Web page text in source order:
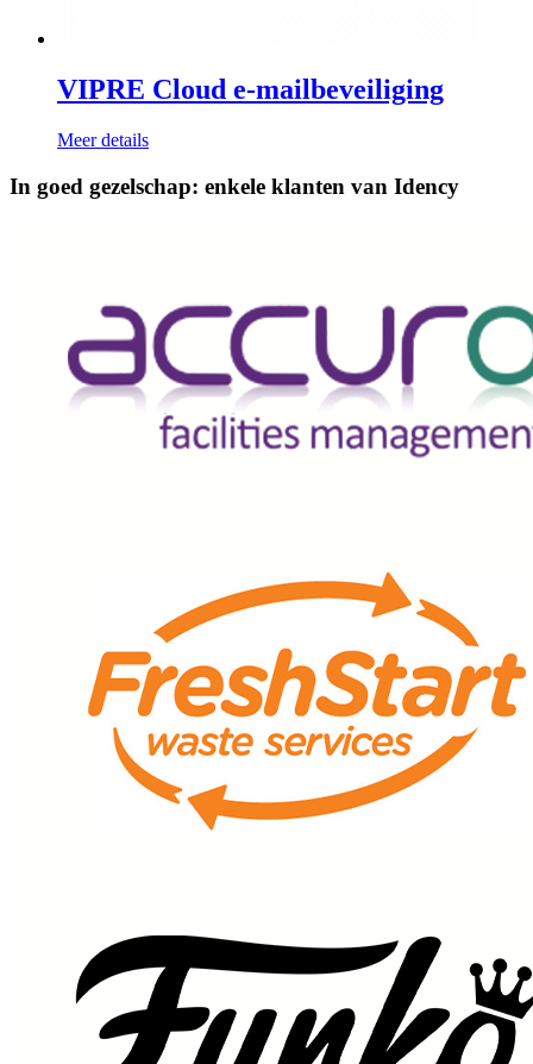
VIPRE Cloud e-mailbeveiliging
Meer details
In goed gezelschap: enkele klanten van Idency